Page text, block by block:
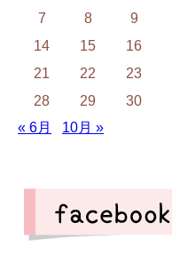
7
8 9
14
15 16
21
22 23
28
29
30
« 6月
10月 »